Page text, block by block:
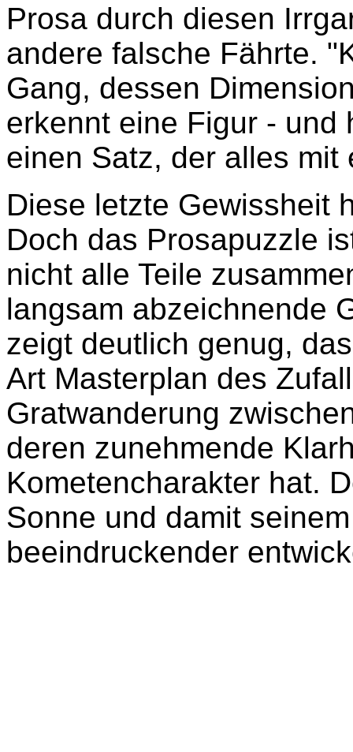
Prosa durch diesen
andere falsche Fährte.
Gang, dessen
erkennt eine Figur - und
einen Satz, der alles mit
Diese letzte Gewissheit
Doch das Prosapuzzle
nicht alle Teile
langsam abzeichnende
zeigt deutlich genug,
Art Masterplan des
Gratwanderung
deren zunehmende
Kometencharakter hat.
Sonne und damit
beeindruckender